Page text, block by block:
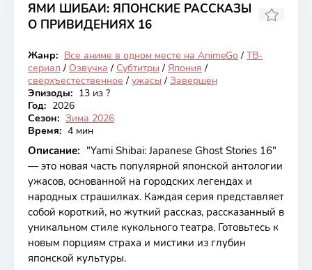
ЯМИ ШИБАИ: ЯПОНСКИЕ РАССКАЗЫ
О ПРИВИДЕНИЯХ 16
Закончен
5.77
Жанр: Все аниме в одном месте на AnimeGo / ТВ-
сериал / Озвучка / Субтитры / Япония /
сверхъестественное / ужасы / Завершён
Эпизоды: 13 из ?
Год: 2026
Сезон: Зима 2026
Время: 4 мин
Описание: "Yami Shibai: Japanese Ghost Stories 16"
— это новая часть популярной японской антологии
ужасов, основанной на городских легендах и
народных страшилках. Каждая серия представляет
собой короткий, но жуткий рассказ, рассказанный в
уникальном стиле кукольного театра. Готовьтесь к
новым порциям страха и мистики из глубин
японской культуры.